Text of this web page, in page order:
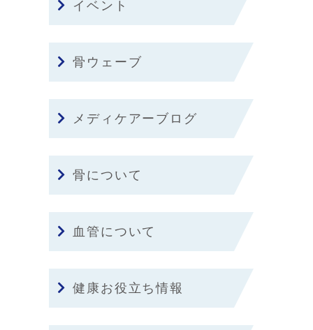
イベント
骨ウェーブ
メディケアーブログ
骨について
血管について
健康お役立ち情報